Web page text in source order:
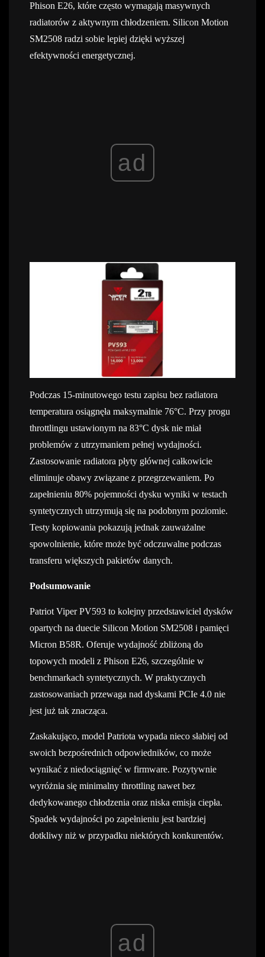
Phison E26, które często wymagają masywnych
radiatorów z aktywnym chłodzeniem. Silicon Motion
SM2508 radzi sobie lepiej dzięki wyższej
efektywności energetycznej.
ad
Podczas 15-minutowego testu zapisu bez radiatora
temperatura osiągnęła maksymalnie 76°C. Przy progu
throttlingu ustawionym na 83°C dysk nie miał
problemów z utrzymaniem pełnej wydajności.
Zastosowanie radiatora płyty głównej całkowicie
eliminuje obawy związane z przegrzewaniem. Po
zapełnieniu 80% pojemności dysku wyniki w testach
syntetycznych utrzymują się na podobnym poziomie.
Testy kopiowania pokazują jednak zauważalne
spowolnienie, które może być odczuwalne podczas
transferu większych pakietów danych.
Podsumowanie
Patriot Viper PV593 to kolejny przedstawiciel dysków
opartych na duecie Silicon Motion SM2508 i pamięci
Micron B58R. Oferuje wydajność zbliżoną do
topowych modeli z Phison E26, szczególnie w
benchmarkach syntetycznych. W praktycznych
zastosowaniach przewaga nad dyskami PCIe 4.0 nie
jest już tak znacząca.
Zaskakująco, model Patriota wypada nieco słabiej od
swoich bezpośrednich odpowiedników, co może
wynikać z niedociągnięć w firmware. Pozytywnie
wyróżnia się minimalny throttling nawet bez
dedykowanego chłodzenia oraz niska emisja ciepła.
Spadek wydajności po zapełnieniu jest bardziej
dotkliwy niż w przypadku niektórych konkurentów.
ad